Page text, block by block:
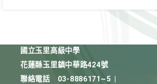
國立玉里高級中學
花蓮縣玉里鎮中華路424號
聯絡電話
03-8886171~5